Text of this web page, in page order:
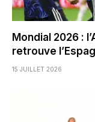
Mondial 2026 :
retrouve
15 JUILLET 2026